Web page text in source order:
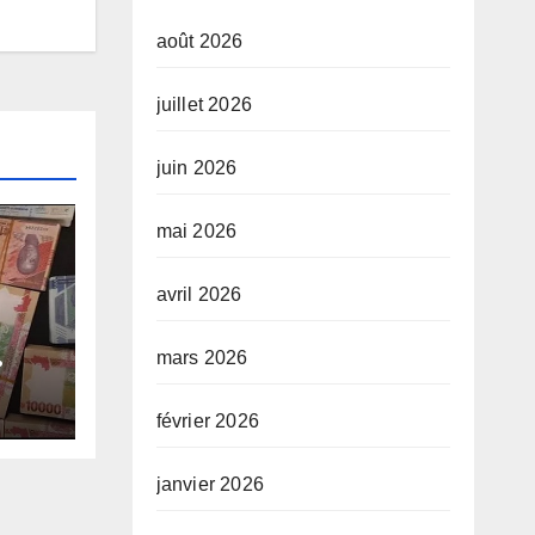
août 2026
juillet 2026
juin 2026
mai 2026
avril 2026
mars 2026
février 2026
janvier 2026